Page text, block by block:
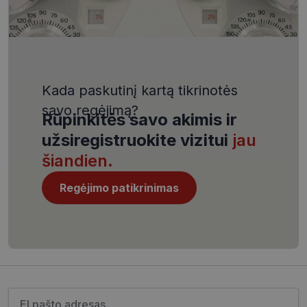
Kada paskutinį kartą tikrinotės
savo regėjimą?
Rūpinkitės savo akimis ir
užsiregistruokite vizitui jau
šiandien.
Regėjimo patikrinimas
VISITOR_PRIVACY_METADATA
YouTube
5 mėnesiai
4 savaitės
CookieScriptConsent
CookieScript
www.visionexpress.lt